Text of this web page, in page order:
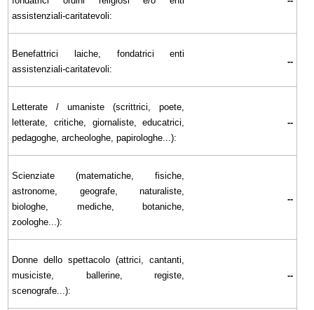
assistenziali-caritatevoli:
Benefattrici laiche, fondatrici enti
assistenziali-caritatevoli:
--
Letterate / umaniste (scrittrici, poete,
letterate, critiche, giornaliste, educatrici,
pedagoghe, archeologhe, papirologhe...):
--
Scienziate (matematiche, fisiche,
astronome, geografe, naturaliste,
biologhe, mediche, botaniche,
zoologhe...):
--
Donne dello spettacolo (attrici, cantanti,
musiciste, ballerine, registe,
scenografe...):
--